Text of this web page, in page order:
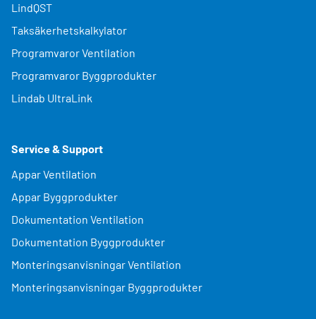
LindQST
Taksäkerhetskalkylator
Programvaror Ventilation
Programvaror Byggprodukter
Lindab UltraLink
Service & Support
Appar Ventilation
Appar Byggprodukter
Dokumentation Ventilation
Dokumentation Byggprodukter
Monteringsanvisningar Ventilation
Monteringsanvisningar Byggprodukter